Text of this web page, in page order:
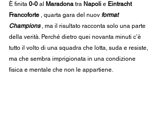
È finita 0-0 al Maradona tra Napoli e Eintracht
Francoforte , quarta gara del nuov format
Champions , ma il risultato racconta solo una parte
della verità. Perché dietro quei novanta minuti c’è
tutto il volto di una squadra che lotta, suda e resiste,
ma che sembra imprigionata in una condizione
fisica e mentale che non le appartiene.